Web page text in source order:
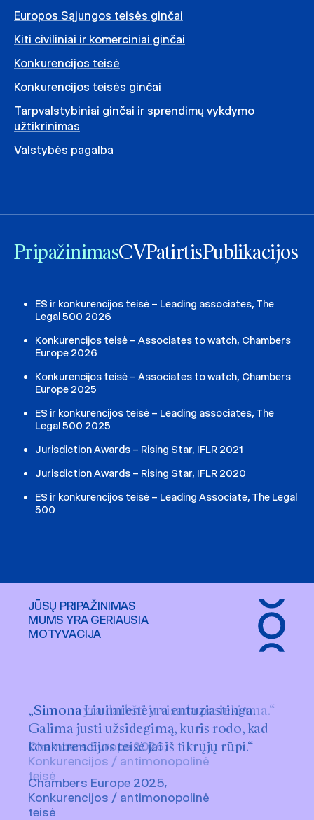
Europos Sąjungos teisės ginčai
Kiti civiliniai ir komerciniai ginčai
Konkurencijos teisė
Konkurencijos teisės ginčai
Tarpvalstybiniai ginčai ir sprendimų vykdymo
užtikrinimas
Valstybės pagalba
PripažinimasCVPatirtisPublikacijos
ES ir konkurencijos teisė – Leading associates, The
Legal 500 2026
Konkurencijos teisė – Associates to watch, Chambers
Europe 2026
Konkurencijos teisė – Associates to watch, Chambers
Europe 2025
ES ir konkurencijos teisė – Leading associates, The
Legal 500 2025
Jurisdiction Awards – Rising Star, IFLR 2021
Jurisdiction Awards – Rising Star, IFLR 2020
ES ir konkurencijos teisė – Leading Associate, The Legal
500
JŪSŲ PRIPAŽINIMAS
MUMS YRA GERIAUSIA
MOTYVACIJA
„Simona Liuimienė yra entuziastinga.
Galima justi užsidegimą, kuris rodo, kad
konkurencijos teisė jai iš tikrųjų rūpi.“
Chambers Europe 2025,
Konkurencijos / antimonopolinė
teisė